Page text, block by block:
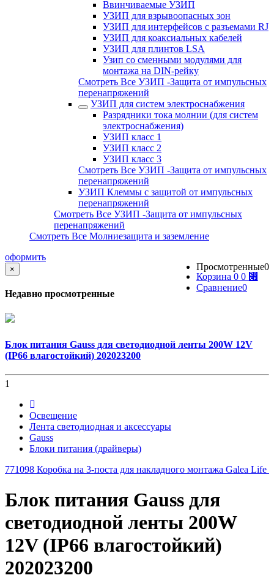
Ввинчиваемые УЗИП
УЗИП для взрывоопасных зон
УЗИП для интерфейсов с разъемами RJ
УЗИП для коаксиальных кабелей
УЗИП для плинтов LSA
Узип со сменными модулями для
монтажа на DIN-рейку
Смотреть Все УЗИП -Защита от импульсных
перенапряжений
УЗИП для систем электроснабжения
Разрядники тока молнии (для систем
электроснабжения)
УЗИП класс 1
УЗИП класс 2
УЗИП класс 3
Смотреть Все УЗИП -Защита от импульсных
перенапряжений
УЗИП Клеммы с защитой от импульсных
перенапряжений
Смотреть Все УЗИП -Защита от импульсных
перенапряжений
Смотреть Все Молниезащита и заземление
оформить
Просмотренные0
Корзина 0 0 ⃏
Сравнение0
×
Недавно просмотренные
Блок питания Gauss для светодиодной ленты 200W 12V
(IP66 влагостойкий) 202023200
1
Освещение
Лента светодиодная и аксессуары
Gauss
Блоки питания (драйверы)
771098 Коробка на 3-поста для накладного монтажа Galea Life
Блок питания Gauss для
светодиодной ленты 200W
12V (IP66 влагостойкий)
202023200